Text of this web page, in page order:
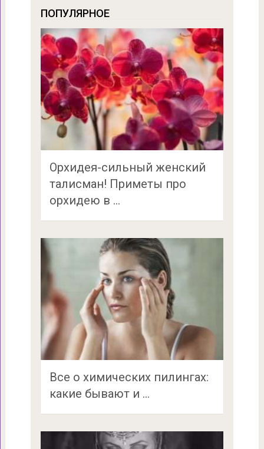
ПОПУЛЯРНОЕ
Орхидея-сильный женский
талисман! Приметы про
орхидею в …
Все о химических пилингах:
какие бывают и …